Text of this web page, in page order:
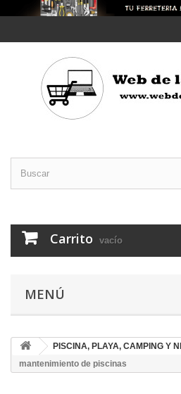
Carrito vacío
MENÚ
PISCINA, PLAYA, CAMPING Y
mantenimiento de piscinas